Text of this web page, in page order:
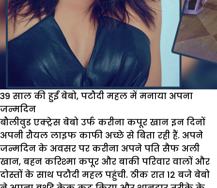
39 साल की हुईं बेबो, पटौदी महल में मनाया अपना
जन्मदिन
बौलीवुड एक्ट्रेस बेबो उर्फ करीना कपूर खान इन दिनों
अपनी रौयल लाइफ काफी अच्छे से बिता रही हैं. अपने
जन्मदिन के अवसर पर करीना अपने पति सैफ अली
खान, बहन करिश्मा कपूर और बाकी परिवार वालों और
दोस्तों के साथ पटौदी महल पहुंची. ठीक रात 12 बजे बेबो